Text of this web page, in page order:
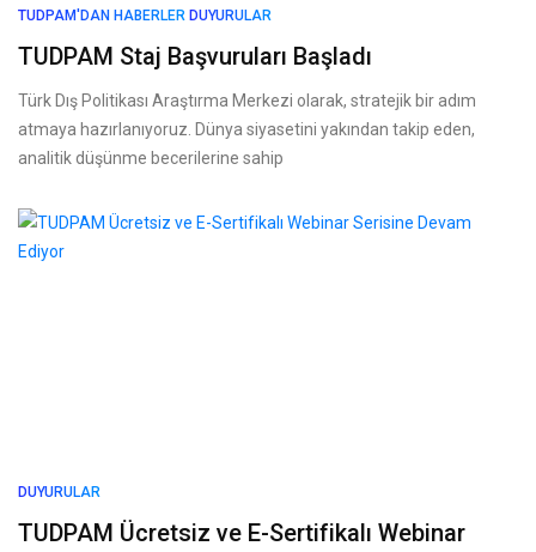
TUDPAM'DAN HABERLER DUYURULAR
TUDPAM Staj Başvuruları Başladı
Türk Dış Politikası Araştırma Merkezi olarak, stratejik bir adım
atmaya hazırlanıyoruz. Dünya siyasetini yakından takip eden,
analitik düşünme becerilerine sahip
DUYURULAR
TUDPAM Ücretsiz ve E-Sertifikalı Webinar